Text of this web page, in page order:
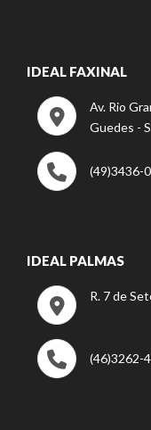
IDEAL FAXINAL
Av. Rio
Guedes -
(49)3436-
IDEAL PALMAS
R. 7 de
(46)3262-